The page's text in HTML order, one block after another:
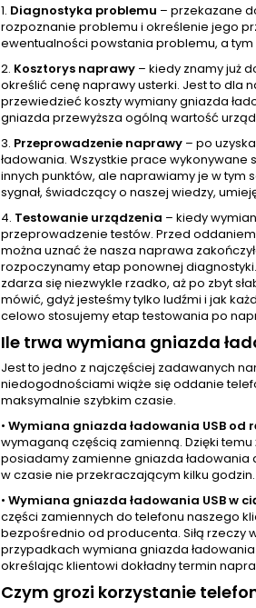
1. Diagnostyka problemu – przekazane
rozpoznanie problemu i określenie jego
ewentualności powstania problemu, a
2. Kosztorys naprawy – kiedy znamy już
określić cenę naprawy usterki. Jest to dla
przewiedzieć koszty wymiany gniazda
gniazda przewyższa ogólną wartość
3. Przeprowadzenie naprawy – po
ładowania. Wszystkie prace wykonywane
innych punktów, ale naprawiamy je w tym
sygnał, świadczący o naszej wiedzy,
4. Testowanie urządzenia – kiedy
przeprowadzenie testów. Przed
można uznać że nasza naprawa
rozpoczynamy etap ponownej
zdarza się niezwykle rzadko, aż po zbyt
mówić, gdyż jesteśmy tylko ludźmi i jak
celowo stosujemy etap testowania po
Ile trwa wymiana gniazda
Jest to jedno z najczęściej zadawanych
niedogodnościami wiąże się oddanie
maksymalnie szybkim czasie.
• Wymiana gniazda ładowania USB od
wymaganą częścią zamienną. Dzięki
posiadamy zamienne gniazda ładowania
w czasie nie przekraczającym kilku godzin.
• Wymiana gniazda ładowania USB w
części zamiennych do telefonu naszego
bezpośrednio od producenta. Siłą rzeczy
przypadkach wymiana gniazda
określając klientowi dokładny termin
Czym grozi korzystanie